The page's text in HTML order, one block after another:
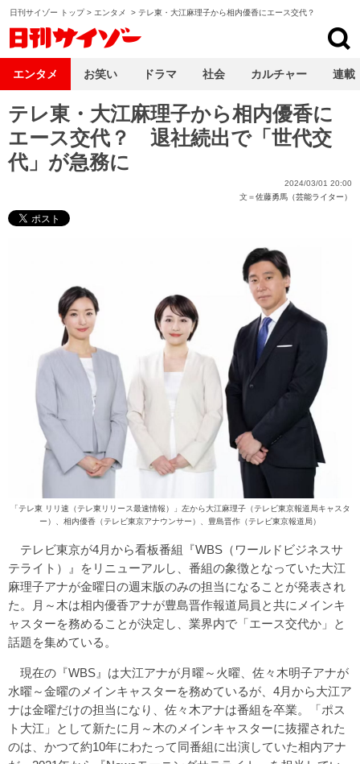
日刊サイゾー トップ> エンタメ > テレ東・大江麻理子から相内優香にエース交代？
テレ東・大江麻理子から相内優香に
エース交代？ 退社続出で「世代交
代」が急務に
2024/03/01 20:00
文＝佐藤勇馬（芸能ライター）
「テレ東 リリ速（テレ東リリース最速情報）」左から大江麻理子（テレビ東京報道局キャスタ
ー）、相内優香（テレビ東京アナウンサー）、豊島晋作（テレビ東京報道局）
テレビ東京が4月から看板番組『WBS（ワールドビジネスサ
テライト）』をリニューアルし、番組の象徴となっていた大江
麻理子アナが金曜日の週末版のみの担当になることが発表され
た。月～木は相内優香アナが豊島晋作報道局員と共にメインキ
ャスターを務めることが決定し、業界内で「エース交代か」と
話題を集めている。
現在の『WBS』は大江アナが月曜～火曜、佐々木明子アナが
水曜～金曜のメインキャスターを務めているが、4月から大江ア
ナは金曜だけの担当になり、佐々木アナは番組を卒業。「ポス
ト大江」として新たに月～木のメインキャスターに抜擢された
のは、かつて約10年にわたって同番組に出演していた相内アナ
エンタメ お笑い ドラマ 社会 カルチャー 連載